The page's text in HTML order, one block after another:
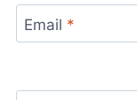
Email *